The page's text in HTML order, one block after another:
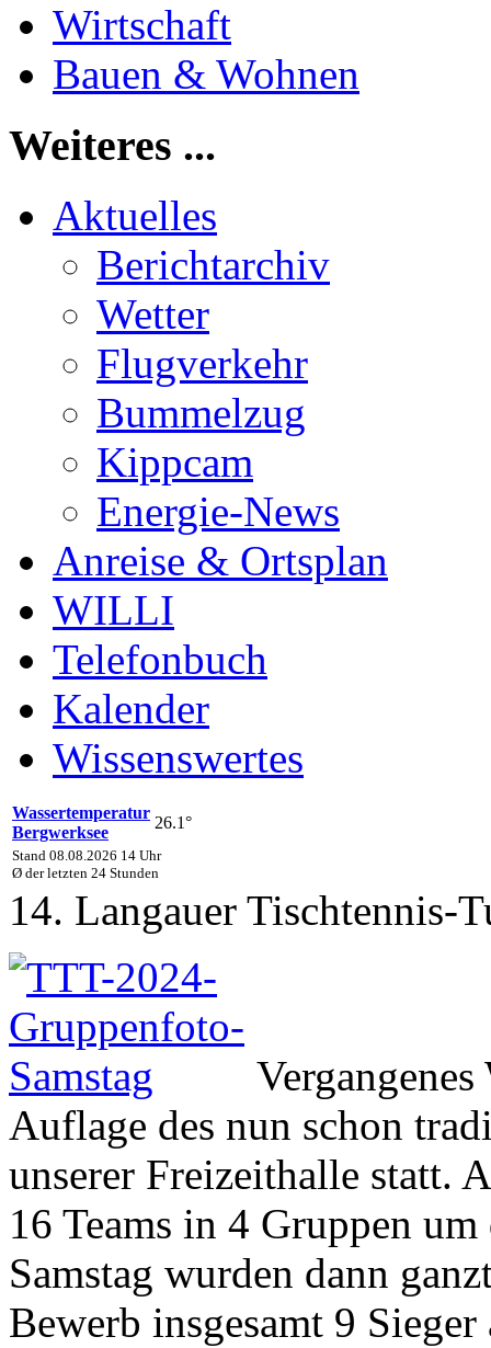
Wirtschaft
Bauen & Wohnen
Weiteres ...
Aktuelles
Berichtarchiv
Wetter
Flugverkehr
Bummelzug
Kippcam
Energie-News
Anreise & Ortsplan
WILLI
Telefonbuch
Kalender
Wissenswertes
Wassertemperatur
Bergwerksee
26.1°
Stand 08.08.2026 14 Uhr
Ø der letzten 24 Stunden
14. Langauer Tischtennis-
Auflage des nun schon
unserer Freizeithalle statt.
16 Teams in 4 Gruppen
Samstag wurden dann
Bewerb insgesamt 9 Sieger